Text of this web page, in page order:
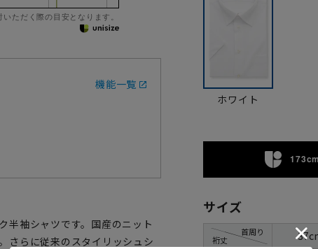
ただく際の目安となります。
機能一覧
半袖シャツです。国産のニット
さらに従来のスタイリッシュシ
ホワイト
サイズ
裄丈
首周り